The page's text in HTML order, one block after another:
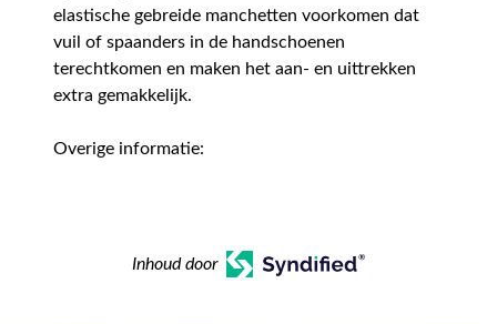
elastische gebreide manchetten voorkomen dat
vuil of spaanders in de handschoenen
terechtkomen en maken het aan- en uittrekken
extra gemakkelijk.
Overige informatie:
Inhoud door